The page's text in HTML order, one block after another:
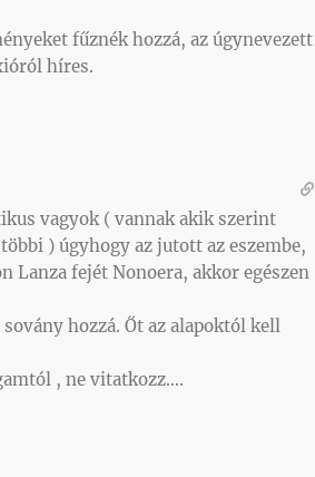
fűznék hozzá, az úgynevezett
híres.
vagyok ( vannak akik szerint
) úgyhogy az jutott az eszembe,
Lanza fejét Nonoera, akkor egészen
hozzá. Őt az alapoktól kell
, ne vitatkozz….